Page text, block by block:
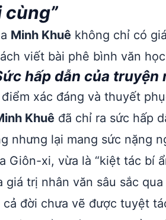
cùng”
Minh Khuê không chỉ có
viết bài phê bình văn
hấp dẫn của truyện
xác đáng và thuyết
Khuê đã chỉ ra sức hấp
nhưng lại mang sức nặng
Giôn-xi, vừa là “kiệt tác bí
giá trị nhân văn sâu sắc
đời chưa vẽ được tuyệt